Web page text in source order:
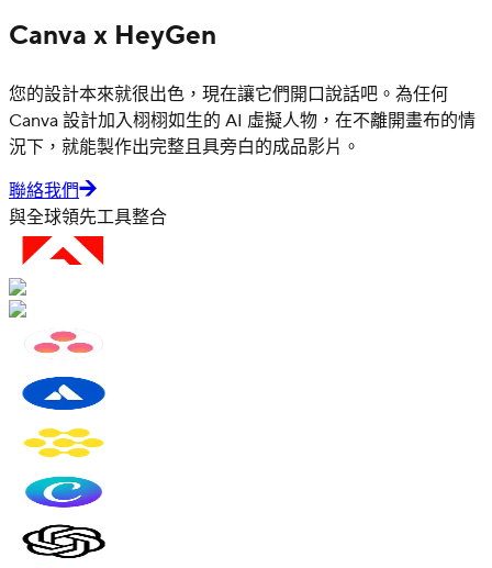
Canva x HeyGen
您的設計本來就很出色，現在讓它們開口說話吧。為任何
Canva 設計加入栩栩如生的 AI 虛擬人物，在不離開畫布的情
況下，就能製作出完整且具旁白的成品影片。
聯絡我們
與全球領先工具整合